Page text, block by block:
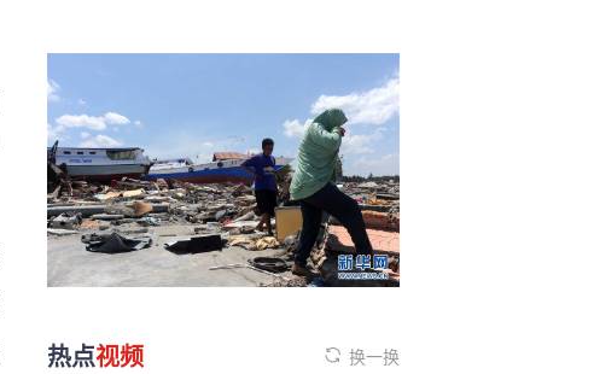
热点视频 换一换